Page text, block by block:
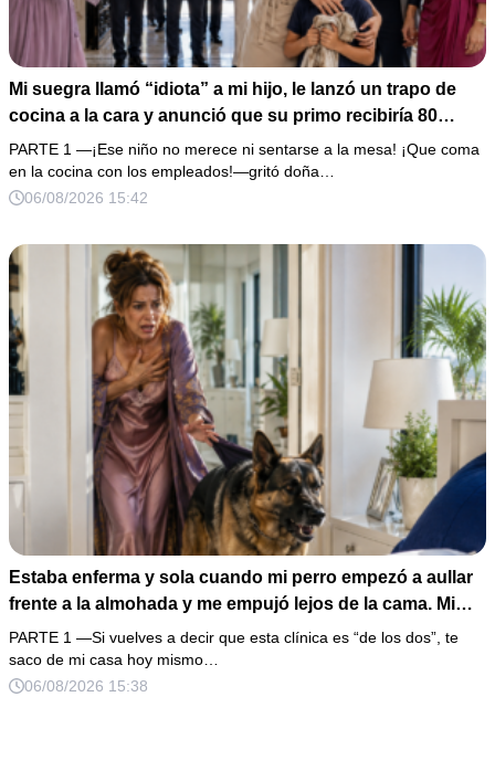
Mi suegra llamó “idiota” a mi hijo, le lanzó un trapo de
cocina a la cara y anunció que su primo recibiría 80
millones y el 50% de las acciones: “Aprende cuál es tu
lugar”. Permanecí en silencio hasta que terminaron de
firmar; entonces mostré una grabación y alguien llamó a
PARTE 1 —¡Ese niño no merece ni sentarse a la mesa! ¡Que coma
en la cocina con los empleados!—gritó doña…
06/08/2026 15:42
Estaba enferma y sola cuando mi perro empezó a aullar
frente a la almohada y me empujó lejos de la cama. Mi
esposo regresó un día antes y susurró: “Acuéstate,
amor, yo te cuidaré”. Fingí obedecer, pero escondí una
grabadora bajo la cobija… Esa noche escuché por qué
PARTE 1 —Si vuelves a decir que esta clínica es “de los dos”, te
saco de mi casa hoy mismo…
06/08/2026 15:38